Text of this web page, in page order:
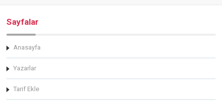
Sayfalar
Anasayfa
Yazarlar
Tarif Ekle